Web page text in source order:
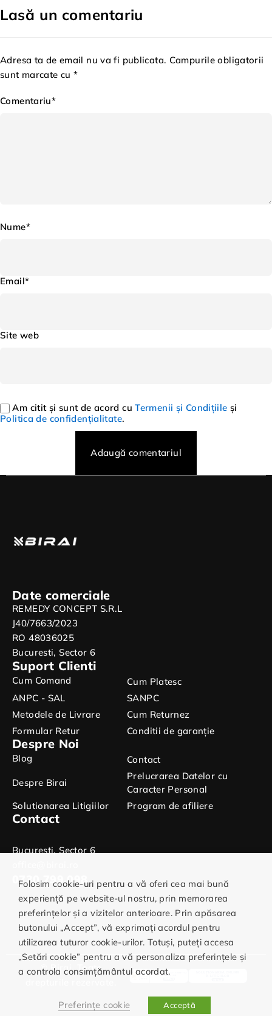
Lasă un comentariu
Adresa ta de email nu va fi publicata. Campurile obligatorii
sunt marcate cu *
Comentariu*
Nume*
Email*
Site web
Am citit și sunt de acord cuTermenii și Condițiile și
Politica de confidențialitate.
Adaugă comentariul
Date comerciale
REMEDY CONCEPT S.R.L
J40/7663/2023
RO 48036025
Bucuresti, Sector 6
Suport Clienti
Cum Comand
Cum Platesc
ANPC - SAL
SANPC
Metodele de Livrare
Cum Returnez
Formular Retur
Conditii de garanție
Despre Noi
Blog
Contact
Despre Birai
Prelucrarea Datelor cu
Caracter Personal
Solutionarea Litigiilor
Program de afiliere
Contact
Bucuresti, Sector 6
0730.799.098
© Birai. Toate
Folosim cookie-uri pentru a vă oferi cea mai bună
experiență pe website-ul nostru, prin memorarea
preferințelor și a vizitelor anterioare. Prin apăsarea
butonului „Accept”, vă exprimați acordul pentru
utilizarea tuturor cookie-urilor. Totuși, puteți accesa
„Setări cookie” pentru a vă personaliza preferințele și
a controla consimțământul acordat.
Preferințe cookie Acceptă